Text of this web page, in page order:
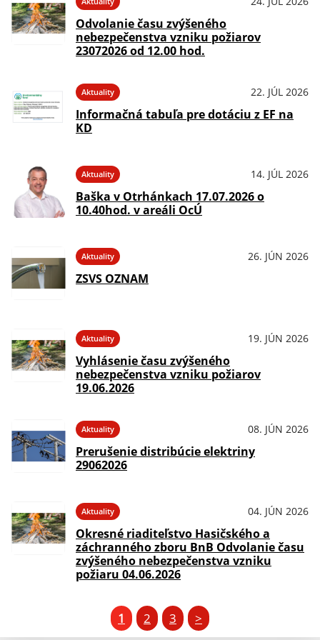
Odvolanie času zvýšeného
nebezpečenstva vzniku požiarov
23072026 od 12.00 hod.
Aktuality 22. JÚL 2026
Informačná tabuľa pre dotáciu z EF na
KD
Aktuality 14. JÚL 2026
Baška v Otrhánkach 17.07.2026 o
10.40hod. v areáli OcÚ
Aktuality 26. JÚN 2026
ZSVS OZNAM
Aktuality 19. JÚN 2026
Vyhlásenie času zvýšeného
nebezpečenstva vzniku požiarov
19.06.2026
Aktuality 08. JÚN 2026
Prerušenie distribúcie elektriny
29062026
Aktuality 04. JÚN 2026
Okresné riaditeľstvo Hasičského a
záchranného zboru BnB Odvolanie času
zvýšeného nebezpečenstva vzniku
požiaru 04.06.2026
1 2 3 >